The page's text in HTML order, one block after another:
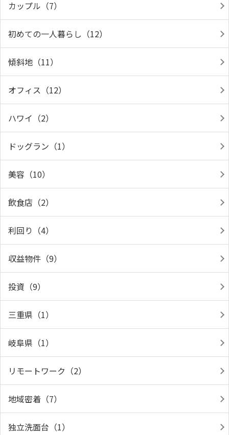
カップル（7）
初めての一人暮らし（12）
傾斜地（11）
オフィス（12）
ハワイ（2）
ドッグラン（1）
美容（10）
飲食店（2）
利回り（4）
収益物件（9）
投資（9）
三重県（1）
岐阜県（1）
リモートワーク（2）
地域密着（7）
独立洗面台（1）